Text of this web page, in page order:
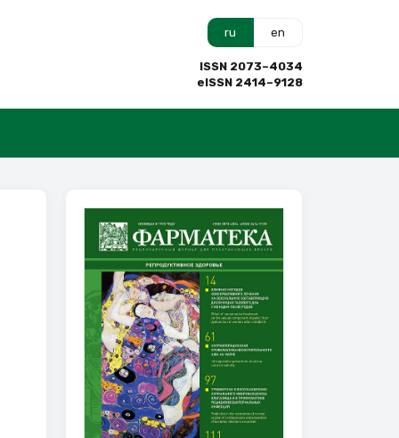
ru en
ISSN 2073–4034
eISSN 2414–9128